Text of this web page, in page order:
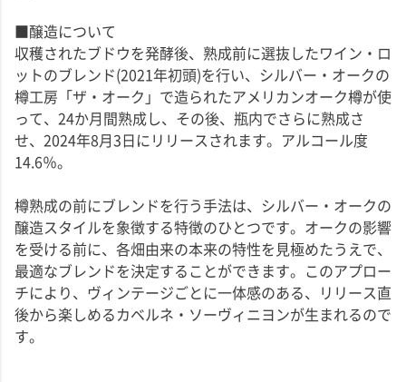
■醸造について
収穫されたブドウを発酵後、熟成前に選抜したワイン・ロ
ットのブレンド(2021年初頭)を行い、シルバー・オークの
樽工房「ザ・オーク」で造られたアメリカンオーク樽が使
って、24か月間熟成し、その後、瓶内でさらに熟成さ
せ、2024年8月3日にリリースされます。アルコール度
14.6％。
樽熟成の前にブレンドを行う手法は、シルバー・オークの
醸造スタイルを象徴する特徴のひとつです。オークの影響
を受ける前に、各畑由来の本来の特性を見極めたうえで、
最適なブレンドを決定することができます。このアプロー
チにより、ヴィンテージごとに一体感のある、リリース直
後から楽しめるカベルネ・ソーヴィニヨンが生まれるので
す。